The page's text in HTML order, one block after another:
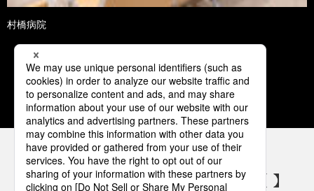
村橋病院
1 2 3 4 5
パナソニックの電気設備 SNSアカウント